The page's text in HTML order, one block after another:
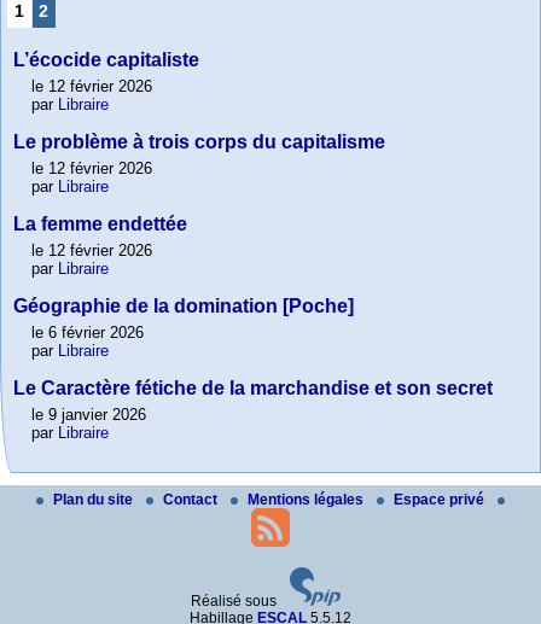
1 2
L’écocide capitaliste
le 12 février 2026
par Libraire
Le problème à trois corps du capitalisme
le 12 février 2026
par Libraire
La femme endettée
le 12 février 2026
par Libraire
Géographie de la domination [Poche]
le 6 février 2026
par Libraire
Le Caractère fétiche de la marchandise et son secret
le 9 janvier 2026
par Libraire
Plan du site Contact Mentions légales Espace privé
Réalisé sous
Habillage ESCAL 5.5.12